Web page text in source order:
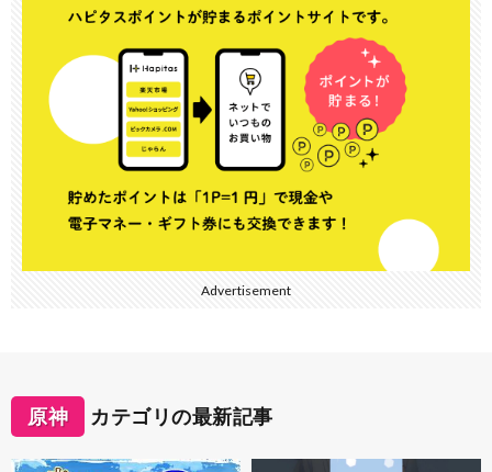
Advertisement
原神 カテゴリの最新記事